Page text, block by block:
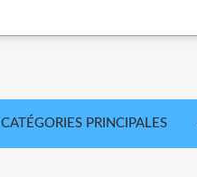
CATÉGORIES PRINCIPALES